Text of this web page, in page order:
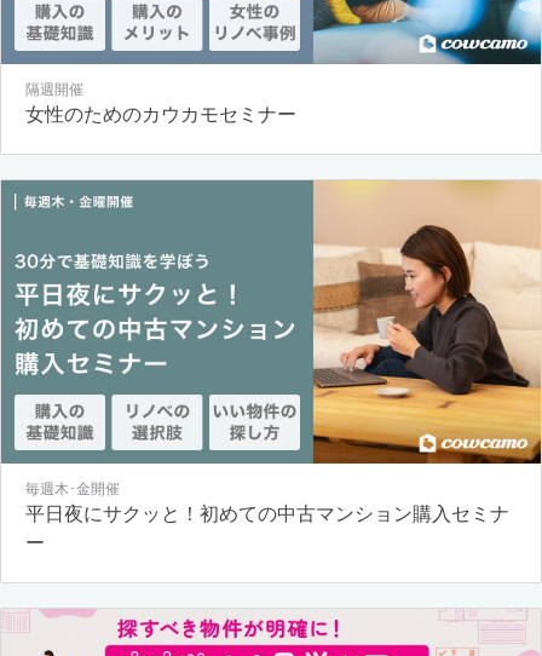
隔週開催
女性のためのカウカモセミナー
毎週木･金開催
平日夜にサクッと！初めての中古マンション購入セミナ
ー